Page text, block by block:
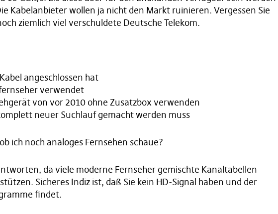
Kabelanbieter wollen ja nicht den Markt ruinieren. Vergessen Sie
ziemlich viel verschuldete Deutsche Telekom.
angeschlossen hat
verwendet
von vor 2010 ohne Zusatzbox verwenden
neuer Suchlauf gemacht werden muss
ich noch analoges Fernsehen schaue?
da viele moderne Fernseher gemischte Kanaltabellen
Sicheres Indiz ist, daß Sie kein HD-Signal haben und der
findet.